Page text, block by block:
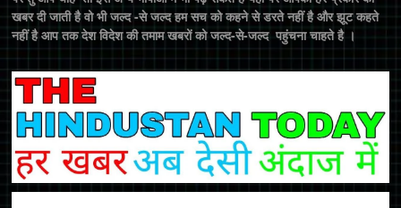
खबर दी जाती है वो भी जल्द -से जल्द हम सच को कहने से डरते नहीं है और झूट कहते
नहीं है आप तक देश विदेश की तमाम खबरों को जल्द-से-जल्द पहुंचना चाहते है ।